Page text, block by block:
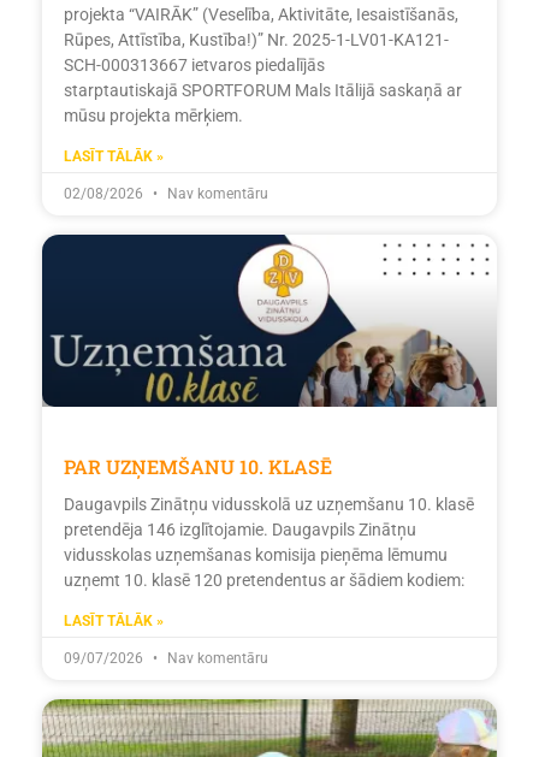
projekta “VAIRĀK” (Veselība, Aktivitāte, Iesaistīšanās,
Rūpes, Attīstība, Kustība!)” Nr. 2025-1-LV01-KA121-
SCH-000313667 ietvaros piedalījās
starptautiskajā SPORTFORUM Mals Itālijā saskaņā ar
mūsu projekta mērķiem.
LASĪT TĀLĀK »
02/08/2026 Nav komentāru
PAR UZŅEMŠANU 10. KLASĒ
Daugavpils Zinātņu vidusskolā uz uzņemšanu 10. klasē
pretendēja 146 izglītojamie. Daugavpils Zinātņu
vidusskolas uzņemšanas komisija pieņēma lēmumu
uzņemt 10. klasē 120 pretendentus ar šādiem kodiem:
LASĪT TĀLĀK »
09/07/2026 Nav komentāru